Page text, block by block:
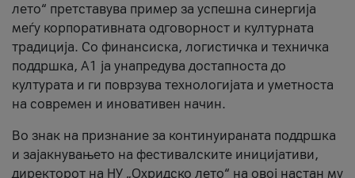
лето“ претставува пример за успешна синергија
меѓу корпоративната одговорност и културната
традиција. Со финансиска, логистичка и техничка
поддршка, A1 ја унапредува достапноста до
културата и ги поврзува технологијата и уметноста
на современ и иновативен начин.
Во знак на признание за континуираната поддршка
и зајакнувањето на фестивалските иницијативи,
директорот на НУ „Охридско лето“ на овој настан му